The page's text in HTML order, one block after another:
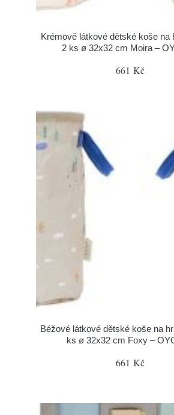
Krémové látkové dětské koše na
2 ks ø 32x32 cm Moira –
661 Kč
Béžové látkové dětské koše na
ks ø 32x32 cm Foxy –
661 Kč